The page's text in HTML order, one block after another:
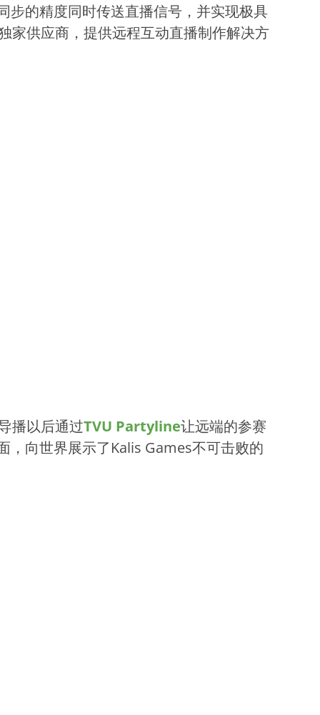
步的精度同时传送直播信号，并实现极具
家供应商，提供远程互动直播制作解决方
播以后通过TVU Partyline让远端的参赛
，向世界展示了Kalis Games不可击败的